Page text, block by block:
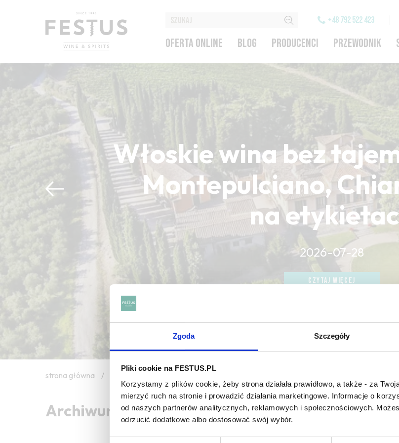
Zgoda Szczegóły
Pliki cookie na FESTUS.PL
Korzystamy z plików cookie, żeby strona działała prawidłowo, a także - za
mierzyć ruch na stronie i prowadzić działania marketingowe. Informacje o
od naszych partnerów analitycznych, reklamowych i społecznościowych.
odrzucić dodatkowe albo dostosować swój wybór.
+48 792 522 423
OFERTA ONLINE BLOG PRODUCENCI PRZEWODNIK
Włoskie wina bez
Montepulciano,
na
2026-07-28
CZYTAJ WIĘCEJ
CZYTAJ WIĘCEJ
strona główna /
Archiwum wpisów tagu: vin de saignée